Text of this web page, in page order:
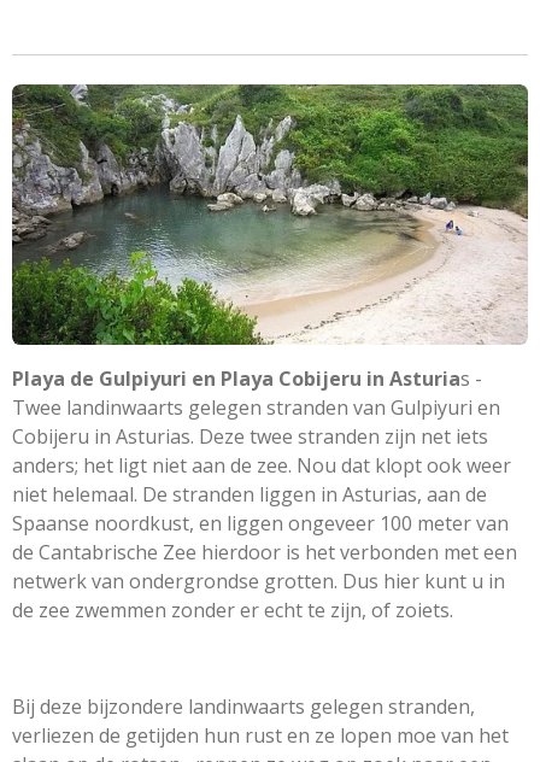
Playa de Gulpiyuri en Playa Cobijeru in Asturias -
Twee landinwaarts gelegen stranden van Gulpiyuri en
Cobijeru in Asturias. Deze twee stranden zijn net iets
anders; het ligt niet aan de zee. Nou dat klopt ook weer
niet helemaal. De stranden liggen in Asturias, aan de
Spaanse noordkust, en liggen ongeveer 100 meter van
de Cantabrische Zee hierdoor is het verbonden met een
netwerk van ondergrondse grotten. Dus hier kunt u in
de zee zwemmen zonder er echt te zijn, of zoiets.
Bij deze bijzondere landinwaarts gelegen stranden,
verliezen de getijden hun rust en ze lopen moe van het